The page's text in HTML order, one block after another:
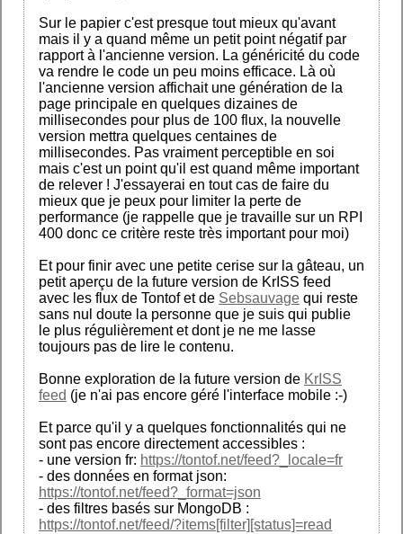
Sur le papier c'est presque tout mieux qu'avant
mais il y a quand même un petit point négatif par
rapport à l'ancienne version. La généricité du code
va rendre le code un peu moins efficace. Là où
l'ancienne version affichait une génération de la
page principale en quelques dizaines de
millisecondes pour plus de 100 flux, la nouvelle
version mettra quelques centaines de
millisecondes. Pas vraiment perceptible en soi
mais c'est un point qu'il est quand même important
de relever ! J'essayerai en tout cas de faire du
mieux que je peux pour limiter la perte de
performance (je rappelle que je travaille sur un RPI
400 donc ce critère reste très important pour moi)
Et pour finir avec une petite cerise sur la gâteau, un
petit aperçu de la future version de KrISS feed
avec les flux de Tontof et de Sebsauvage qui reste
sans nul doute la personne que je suis qui publie
le plus régulièrement et dont je ne me lasse
toujours pas de lire le contenu.
Bonne exploration de la future version de KrISS
feed (je n'ai pas encore géré l'interface mobile :-)
Et parce qu'il y a quelques fonctionnalités qui ne
sont pas encore directement accessibles :
- une version fr: https://tontof.net/feed?_locale=fr
- des données en format json:
https://tontof.net/feed?_format=json
- des filtres basés sur MongoDB :
https://tontof.net/feed/?items[filter][status]=read